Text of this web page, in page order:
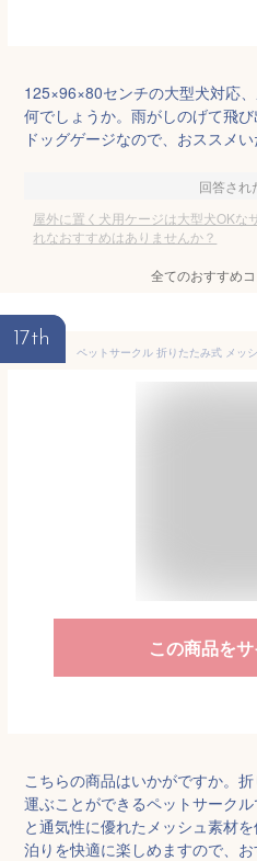
125×96×80センチの大型犬対応
何でしょうか。雨がしのげて飛
ドッグゲージなので、おススメい
回答され
屋外に置く犬用ケージは大型犬OKな
れなおすすめはありませんか？
全てのおすすめ
17th
この商品を
こちらの商品はいかがですか。
運ぶことができるペットサーク
と通気性に優れたメッシュ素材
泊りを快適に楽しめますので、お